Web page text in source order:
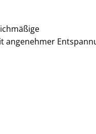
angenehmer